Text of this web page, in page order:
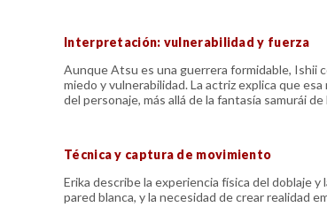
Interpretación: vulnerabilidad y fuerza
Aunque Atsu es una guerrera formidable, Ishii
miedo y vulnerabilidad. La actriz explica que
del personaje, más allá de la fantasía samurái
Técnica y captura de movimiento
Erika describe la experiencia física del doblaje
pared blanca, y la necesidad de crear realidad